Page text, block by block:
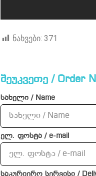
ნახვები: 371
შეუკვეთე / Order
სახელი / Name
ელ. ფოსტა / e-mail
საკურიერო სერვისი /